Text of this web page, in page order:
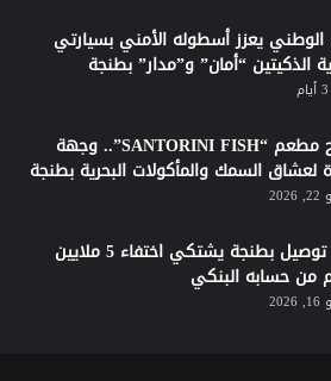
الوطني يعزز أسطوله الأمني بسيارتي
الذكيتين “أمان” و”مدار” بطنجة
افتتاح مطعم “SANTORINI FISH”.. وجهة
لعشاق السمك والمأكولات البحرية بطنجة
عامل توصيل بطنجة يشتكي اختفاء 5 ملايين
من حسابه البنكي